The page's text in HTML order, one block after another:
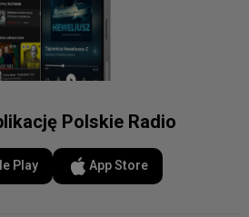
Polskie Radio
Play App Store